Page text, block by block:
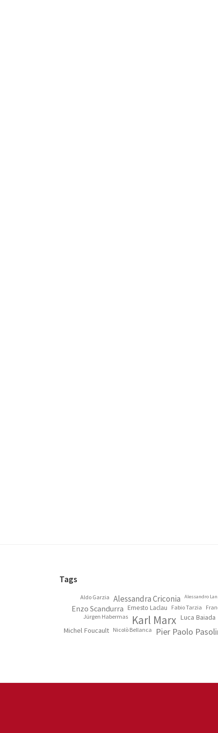
Tags
Aldo Garzia Alessandra Criconia Alessandro
Enzo Scandurra Ernesto Laclau Fabio Tarzia
Jürgen Habermas Karl Marx Luca Baiada
Michel Foucault Nicolò Bellanca Pier Paolo